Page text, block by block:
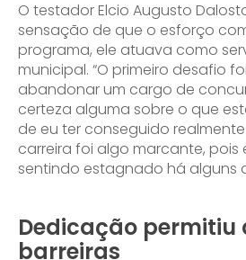
O testador Elcio Augusto
sensação de que o esforço
programa, ele atuava como
municipal. “O primeiro desafio
abandonar um cargo de
certeza alguma sobre o que
de eu ter conseguido
carreira foi algo marcante, pois
sentindo estagnado há alguns
Dedicação permitiu
barreiras